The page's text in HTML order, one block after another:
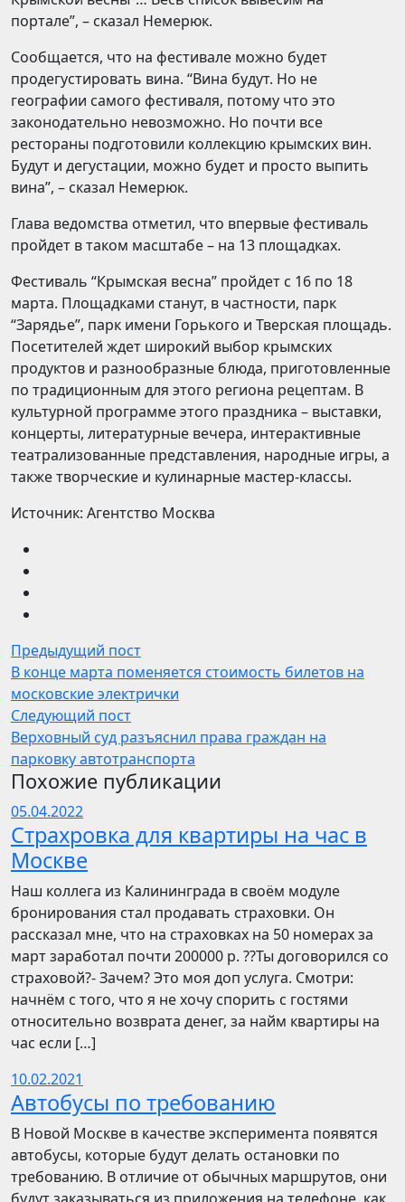
портале”, – сказал Немерюк.
Сообщается, что на фестивале можно будет
продегустировать вина. “Вина будут. Но не
географии самого фестиваля, потому что это
законодательно невозможно. Но почти все
рестораны подготовили коллекцию крымских вин.
Будут и дегустации, можно будет и просто выпить
вина”, – сказал Немерюк.
Глава ведомства отметил, что впервые фестиваль
пройдет в таком масштабе – на 13 площадках.
Фестиваль “Крымская весна” пройдет с 16 по 18
марта. Площадками станут, в частности, парк
“Зарядье”, парк имени Горького и Тверская площадь.
Посетителей ждет широкий выбор крымских
продуктов и разнообразные блюда, приготовленные
по традиционным для этого региона рецептам. В
культурной программе этого праздника – выставки,
концерты, литературные вечера, интерактивные
театрализованные представления, народные игры, а
также творческие и кулинарные мастер-классы.
Источник: Агентство Москва
Предыдущий пост
В конце марта поменяется стоимость билетов на
московские электрички
Следующий пост
Верховный суд разъяснил права граждан на
парковку автотранспорта
Похожие публикации
05.04.2022
Страхровка для квартиры на час в
Москве
Наш коллега из Калининграда в своём модуле
бронирования стал продавать страховки. Он
рассказал мне, что на страховках на 50 номерах за
март заработал почти 200000 р. ??Ты договорился со
страховой?- Зачем? Это моя доп услуга. Смотри:
начнём с того, что я не хочу спорить с гостями
относительно возврата денег, за найм квартиры на
час если […]
10.02.2021
Автобусы по требованию
В Новой Москве в качестве эксперимента появятся
автобусы, которые будут делать остановки по
требованию. В отличие от обычных маршрутов, они